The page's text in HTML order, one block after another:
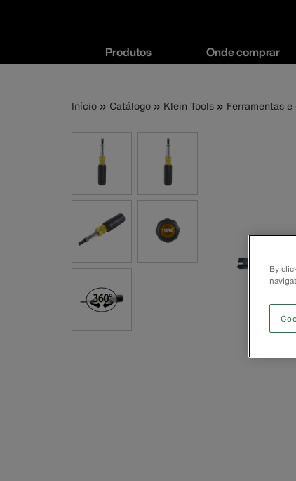
Navegação
principal
Produtos Onde comprar
menu
Trilha
de
navegação
Início Catálogo Klein Tools Ferramentas
By